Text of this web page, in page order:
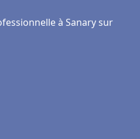
à Sanary sur